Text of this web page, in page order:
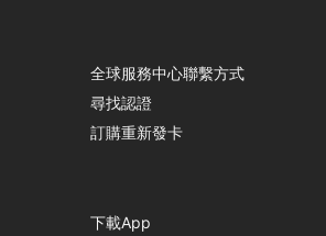
全球服務中心聯繫方式
尋找認證
訂購重新發卡
下載App